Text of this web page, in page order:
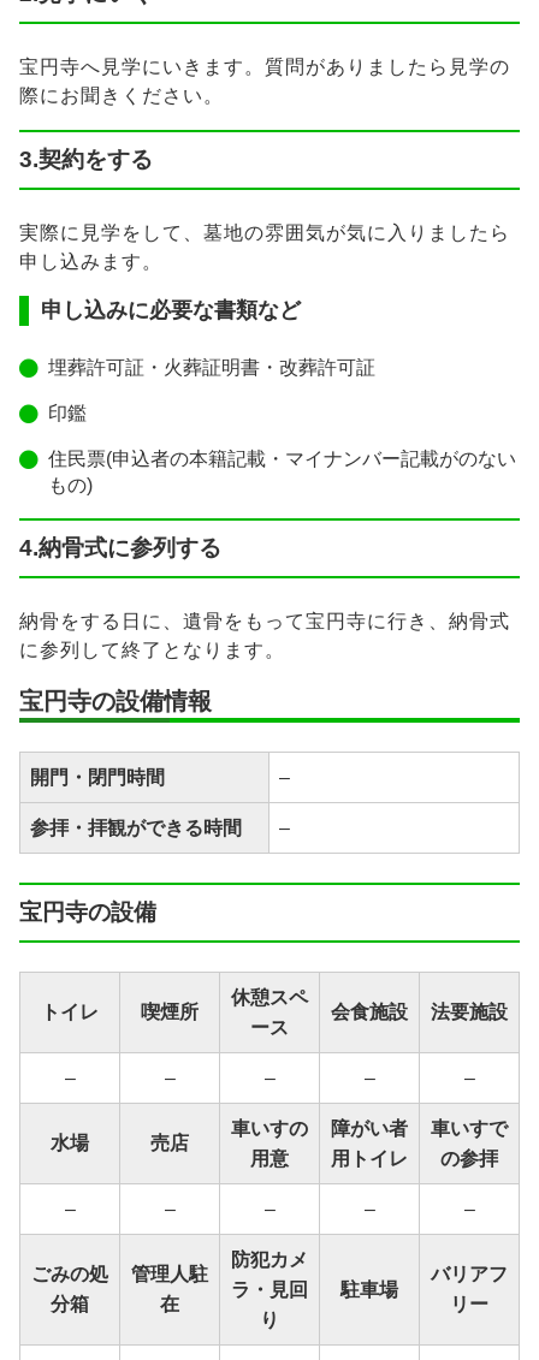
宝円寺へ見学にいきます。質問がありましたら見学の
際にお聞きください。
3.契約をする
実際に見学をして、墓地の雰囲気が気に入りましたら
申し込みます。
申し込みに必要な書類など
埋葬許可証・火葬証明書・改葬許可証
印鑑
住民票(申込者の本籍記載・マイナンバー記載がのない
もの)
4.納骨式に参列する
納骨をする日に、遺骨をもって宝円寺に行き、納骨式
に参列して終了となります。
宝円寺の設備情報
開門・閉門時間 –
参拝・拝観ができる時間 –
宝円寺の設備
トイレ 喫煙所
休憩スペ
ース
会食施設 法要施設
– – – – –
水場 売店
車いすの
用意
障がい者
用トイレ
車いすで
の参拝
– – – – –
ごみの処
分箱
管理人駐
在
防犯カメ
ラ・見回
り
駐車場
バリアフ
リー